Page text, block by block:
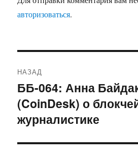
авторизоваться.
по
записям
НАЗАД
Предыдущая
запись:
ББ-064: Анна
(CoinDesk) о
журналистике